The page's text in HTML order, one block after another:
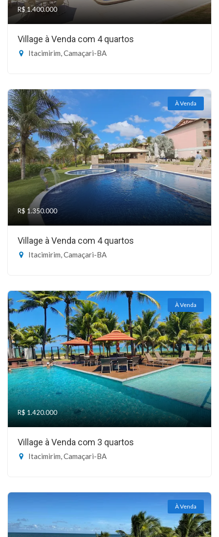
R$ 1.400.000
Village à Venda com 4 quartos
Itacimirim, Camaçari-BA
À Venda
R$ 1.350.000
Village à Venda com 4 quartos
Itacimirim, Camaçari-BA
À Venda
R$ 1.420.000
Village à Venda com 3 quartos
Itacimirim, Camaçari-BA
À Venda